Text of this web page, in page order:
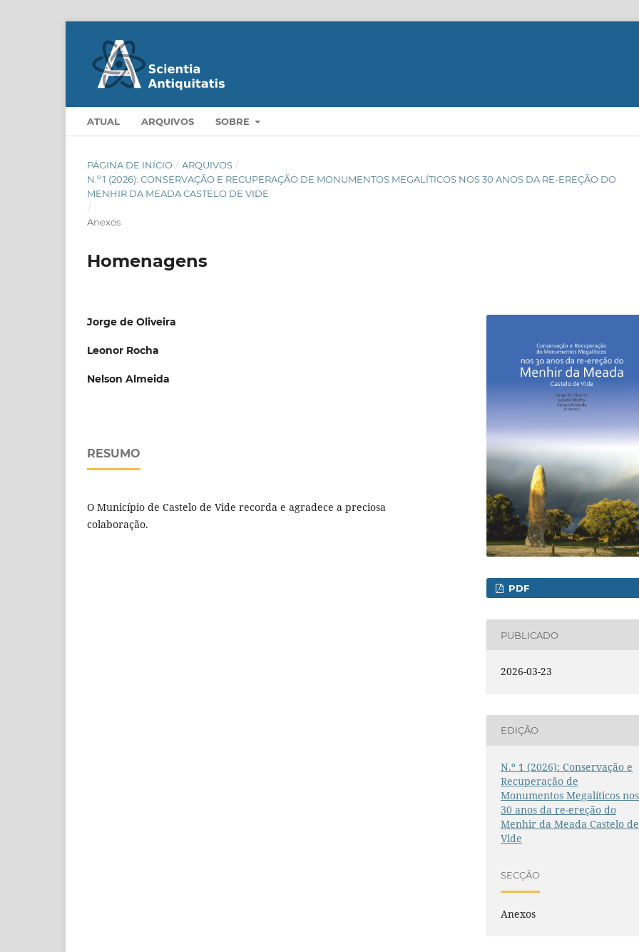
ATUAL ARQUIVOS SOBRE
PÁGINA DE INÍCIO / ARQUIVOS /
N.º 1 (2026): CONSERVAÇÃO E RECUPERAÇÃO DE MONUMENTOS MEGALÍTICOS NOS 30 ANOS DA RE-EREÇÃO DO
MENHIR DA MEADA CASTELO DE VIDE
/
Anexos
Homenagens
Jorge de Oliveira
Leonor Rocha
Nelson Almeida
RESUMO
O Município de Castelo de Vide recorda e agradece a preciosa
colaboração.
PDF
PUBLICADO
2026-03-23
EDIÇÃO
N.º 1 (2026): Conservação e
Recuperação de
Monumentos Megalíticos nos
30 anos da re-ereção do
Menhir da Meada Castelo de
Vide
SECÇÃO
Anexos